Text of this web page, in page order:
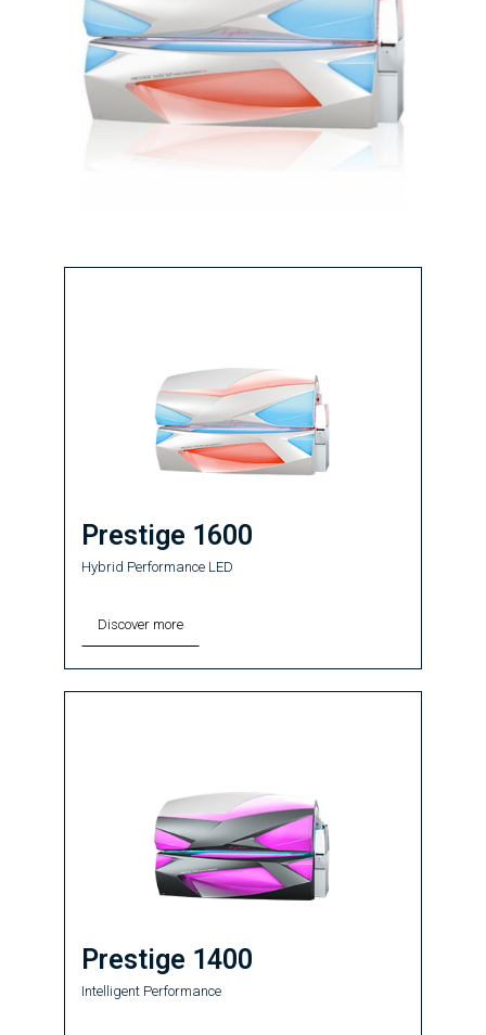
Prestige 1600
Hybrid Performance LED
Discover more
Prestige 1400
Intelligent Performance